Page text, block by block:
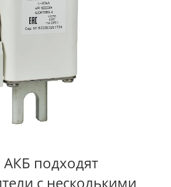
подходят
с несколькими